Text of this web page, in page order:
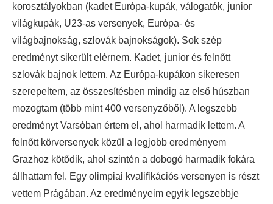
korosztályokban (kadet Európa-kupák, válogatók, junior
világkupák, U23-as versenyek, Európa- és
világbajnokság, szlovák bajnokságok). Sok szép
eredményt sikerült elérnem. Kadet, junior és felnőtt
szlovák bajnok lettem. Az Európa-kupákon sikeresen
szerepeltem, az összesítésben mindig az első húszban
mozogtam (több mint 400 versenyzőből). A legszebb
eredményt Varsóban értem el, ahol harmadik lettem. A
felnőtt körversenyek közül a legjobb eredményem
Grazhoz kötődik, ahol szintén a dobogó harmadik fokára
állhattam fel. Egy olimpiai kvalifikációs versenyen is részt
vettem Prágában. Az eredményeim egyik legszebbje